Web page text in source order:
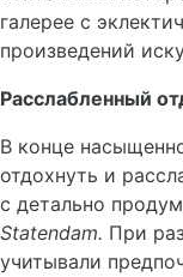
галерее с
произведений
Расслабленный
В конце
отдохнуть и
с детально
Statendam. При
учитывали